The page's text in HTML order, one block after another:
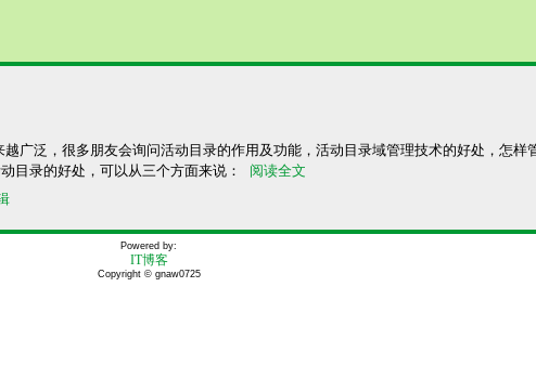
泛，很多朋友会询问活动目录的作用及功能，活动目录域管理技术的好处，怎样
目录的好处，可以从三个方面来说： 阅读全文
Powered by:
IT博客
Copyright © gnaw0725